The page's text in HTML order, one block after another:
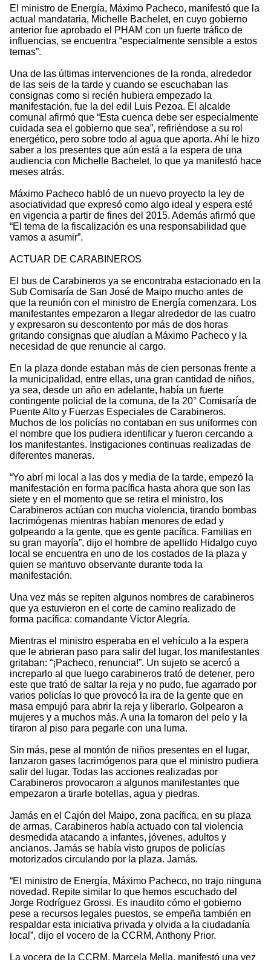
El ministro de Energía, Máximo Pacheco, manifestó que la
actual mandataria, Michelle Bachelet, en cuyo gobierno
anterior fue aprobado el PHAM con un fuerte tráfico de
influencias, se encuentra “especialmente sensible a estos
temas”.
Una de las últimas intervenciones de la ronda, alrededor
de las seis de la tarde y cuando se escuchaban las
consignas como si recién hubiera empezado la
manifestación, fue la del edil Luis Pezoa. El alcalde
comunal afirmó que “Esta cuenca debe ser especialmente
cuidada sea el gobierno que sea”, refiriéndose a su rol
energético, pero sobre todo al agua que aporta. Ahí le hizo
saber a los presentes que aún está a la espera de una
audiencia con Michelle Bachelet, lo que ya manifestó hace
meses atrás.
Máximo Pacheco habló de un nuevo proyecto la ley de
asociatividad que expresó como algo ideal y espera esté
en vigencia a partir de fines del 2015. Además afirmó que
“El tema de la fiscalización es una responsabilidad que
vamos a asumir”.
ACTUAR DE CARABINEROS
El bus de Carabineros ya se encontraba estacionado en la
Sub Comisaría de San José de Maipo mucho antes de
que la reunión con el ministro de Energía comenzara. Los
manifestantes empezaron a llegar alrededor de las cuatro
y expresaron su descontento por más de dos horas
gritando consignas que aludían a Máximo Pacheco y la
necesidad de que renuncie al cargo.
En la plaza donde estaban más de cien personas frente a
la municipalidad, entre ellas, una gran cantidad de niños,
ya sea, desde un año en adelante, había un fuerte
contingente policial de la comuna, de la 20° Comisaría de
Puente Alto y Fuerzas Especiales de Carabineros.
Muchos de los policías no contaban en sus uniformes con
el nombre que los pudiera identificar y fueron cercando a
los manifestantes. Instigaciones continuas realizadas de
diferentes maneras.
“Yo abrí mi local a las dos y media de la tarde, empezó la
manifestación en forma pacífica hasta ahora que son las
siete y en el momento que se retira el ministro, los
Carabineros actúan con mucha violencia, tirando bombas
lacrimógenas mientras habían menores de edad y
golpeando a la gente, que es gente pacífica. Familias en
su gran mayoría”, dijo el hombre de apellido Hidalgo cuyo
local se encuentra en uno de los costados de la plaza y
quien se mantuvo observante durante toda la
manifestación.
Una vez más se repiten algunos nombres de carabineros
que ya estuvieron en el corte de camino realizado de
forma pacífica: comandante Víctor Alegría.
Mientras el ministro esperaba en el vehículo a la espera
que le abrieran paso para salir del lugar, los manifestantes
gritaban: “¡Pacheco, renuncia!”. Un sujeto se acercó a
increparlo al que luego carabineros trató de detener, pero
este que trató de saltar la reja y no pudo, fue agarrado por
varios policías lo que provocó la ira de la gente que en
masa empujó para abrir la reja y liberarlo. Golpearon a
mujeres y a muchos más. A una la tomaron del pelo y la
tiraron al piso para pegarle con una luma.
Sin más, pese al montón de niños presentes en el lugar,
lanzaron gases lacrimógenos para que el ministro pudiera
salir del lugar. Todas las acciones realizadas por
Carabineros provocaron a algunos manifestantes que
empezaron a tirarle botellas, agua y piedras.
Jamás en el Cajón del Maipo, zona pacífica, en su plaza
de armas, Carabineros había actuado con tal violencia
desmedida atacando a infantes, jóvenes, adultos y
ancianos. Jamás se había visto grupos de policías
motorizados circulando por la plaza. Jamás.
“El ministro de Energía, Máximo Pacheco, no trajo ninguna
novedad. Repite similar lo que hemos escuchado del
Jorge Rodríguez Grossi. Es inaudito cómo el gobierno
pese a recursos legales puestos, se empeña también en
respaldar esta iniciativa privada y olvida a la ciudadanía
local”, dijo el vocero de la CCRM, Anthony Prior.
La vocera de la CCRM, Marcela Mella, manifestó una vez